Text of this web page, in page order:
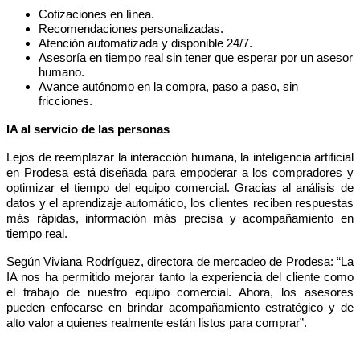
Cotizaciones en línea.
Recomendaciones personalizadas.
Atención automatizada y disponible 24/7.
Asesoría en tiempo real sin tener que esperar por un asesor
humano.
Avance autónomo en la compra, paso a paso, sin
fricciones.
IA al servicio de las personas
Lejos de reemplazar la interacción humana, la inteligencia artificial
en Prodesa está diseñada para empoderar a los compradores y
optimizar el tiempo del equipo comercial. Gracias al análisis de
datos y el aprendizaje automático, los clientes reciben respuestas
más rápidas, información más precisa y acompañamiento en
tiempo real.
Según Viviana Rodríguez, directora de mercadeo de Prodesa: “La
IA nos ha permitido mejorar tanto la experiencia del cliente como
el trabajo de nuestro equipo comercial. Ahora, los asesores
pueden enfocarse en brindar acompañamiento estratégico y de
alto valor a quienes realmente están listos para comprar”.